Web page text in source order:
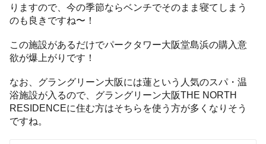
りますので、今の季節ならベンチでそのまま寝てしまう
のも良きですね〜！
この施設があるだけでパークタワー大阪堂島浜の購入意
欲が爆上がりです！
なお、グラングリーン大阪には蓮という人気のスパ・温
浴施設が入るので、グラングリーン大阪THE NORTH
RESIDENCEに住む方はそちらを使う方が多くなりそう
ですね。